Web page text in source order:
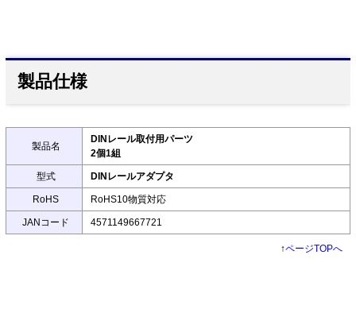
製品仕様
製品名
DINレール取付用パーツ
2個1組
型式 DINレールアダプタ
RoHS RoHS10物質対応
JANコード 4571149667721
↑ページTOPへ